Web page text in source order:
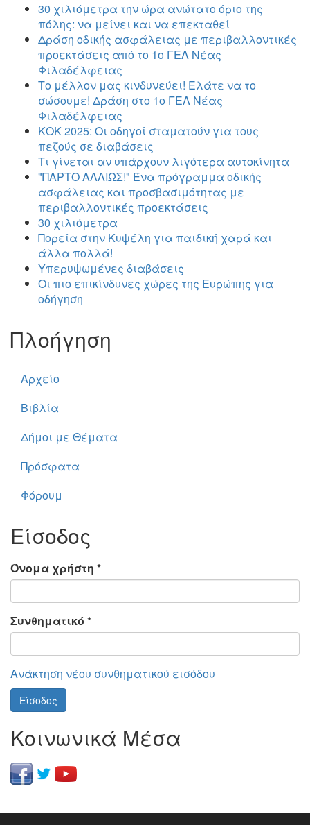
30 χιλιόμετρα την ώρα ανώτατο όριο της
πόλης: να μείνει και να επεκταθεί
Δράση οδικής ασφάλειας με περιβαλλοντικές
προεκτάσεις από το 1ο ΓΕΛ Νέας
Φιλαδέλφειας
Το μέλλον μας κινδυνεύει! Ελάτε να το
σώσουμε! Δράση στο 1ο ΓΕΛ Νέας
Φιλαδέλφειας
ΚΟΚ 2025: Οι οδηγοί σταματούν για τους
πεζούς σε διαβάσεις
Τι γίνεται αν υπάρχουν λιγότερα αυτοκίνητα
"ΠΑΡΤΟ ΑΛΛΙΏΣ!" Ένα πρόγραμμα οδικής
ασφάλειας και προσβασιμότητας με
περιβαλλοντικές προεκτάσεις
30 χιλιόμετρα
Πορεία στην Κυψέλη για παιδική χαρά και
άλλα πολλά!
Υπερυψωμένες διαβάσεις
Οι πιο επικίνδυνες χώρες της Ευρώπης για
οδήγηση
Πλοήγηση
Αρχείο
Βιβλία
Δήμοι με Θέματα
Πρόσφατα
Φόρουμ
Είσοδος
Όνομα χρήστη *
Συνθηματικό *
Ανάκτηση νέου συνθηματικού εισόδου
Είσοδος
Κοινωνικά Μέσα